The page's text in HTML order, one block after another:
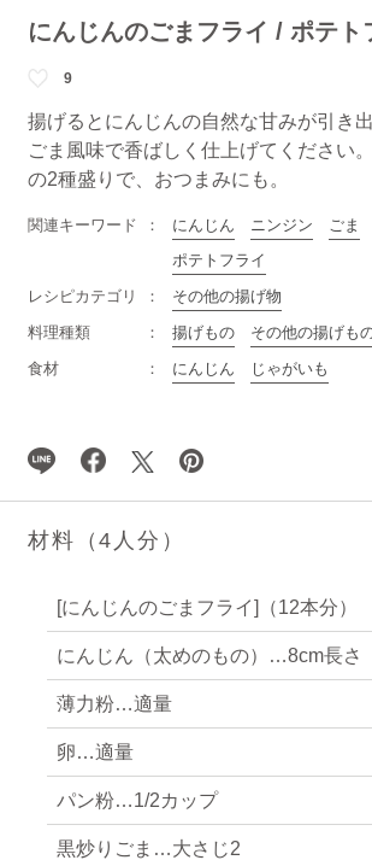
にんじんのごまフライ / ポテト
9
揚げるとにんじんの自然な甘みが引き
ごま風味で香ばしく仕上げてください
の2種盛りで、おつまみにも。
関連キーワード にんじん ニンジン ごま
ポテトフライ
レシピカテゴリ
その他の揚げ物
料理種類
揚げもの
その他の揚げも
食材
にんじん じゃがいも
材料（4人分）
[にんじんのごまフライ]（12本分）
にんじん（太めのもの）…8cm長さ
薄力粉…適量
卵…適量
パン粉…1/2カップ
黒炒りごま…大さじ2